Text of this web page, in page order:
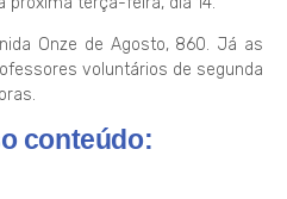
Onze de Agosto, 860. Já as
voluntários de segunda
conteúdo: